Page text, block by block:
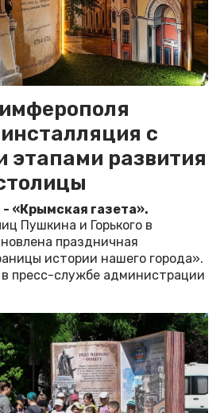
с
развития
«Крымская газета».
Пушкина и Горького в
праздничная
истории нашего города».
пресс-службе администрации